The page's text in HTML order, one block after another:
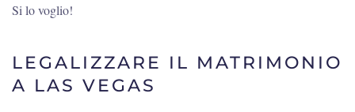
Si lo voglio!
LEGALIZZARE IL MATRIMONIO
A LAS VEGAS